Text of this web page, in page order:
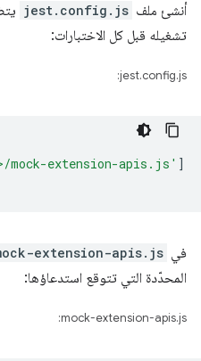
أنشئ ملف jest.config.js
تشغيله قبل كل الاختبارات:
jest.config.js:
mock-extension-apis.js' ]
في extension-apis.js
المحدّدة التي تتوقع استدعاؤها:
mock-extension-apis.js: